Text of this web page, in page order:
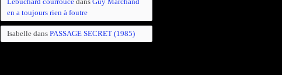
en a toujours rien à foutre
Isabelledans PASSAGE SECRET (1985)